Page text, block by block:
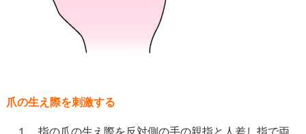
爪の生え際を刺激する
１．指の爪の生え際を反対側の手の親指と人差し指で両